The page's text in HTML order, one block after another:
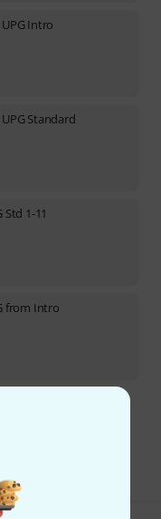
Intro
Standard
Std 1-11
from Intro